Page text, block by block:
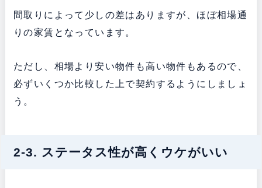
間取りによって少しの差はありますが、ほぼ相場通
りの家賃となっています。
ただし、相場より安い物件も高い物件もあるので、
必ずいくつか比較した上で契約するようにしましょ
う。
2-3. ステータス性が高くウケがいい